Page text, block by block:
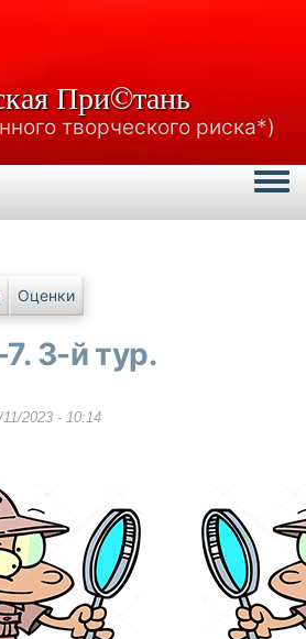
При©тань
творческого риска*)
Оценки
3-й тур.
11/2023 - 10:14